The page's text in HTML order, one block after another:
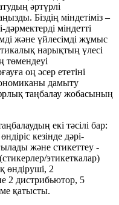
әртүрлі
Біздің міндетіміз –
міндетті
және үйлесімді жұмыс
нарықтың үлесі
төмендеуі
оң әсер ететіні
дамыту
таңбалау жобасының
екі тәсілі бар:
кезінде дәрі-
және стикеттеу -
этикеткалар)
өндіруші, 2
2 дистрибьютор, 5
қатысты.